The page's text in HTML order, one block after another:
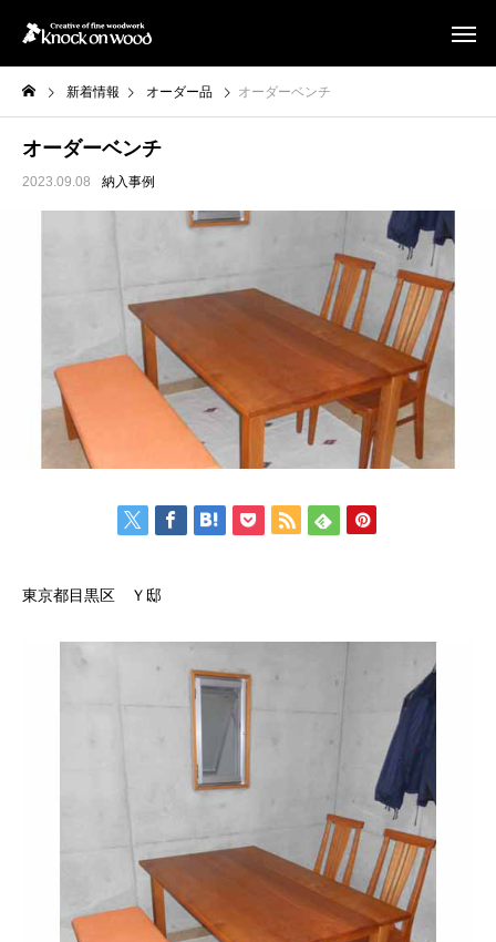
新着情報 オーダー品 オーダーベンチ
オーダーベンチ
2023.09.08 納入事例
東京都目黒区 Ｙ邸